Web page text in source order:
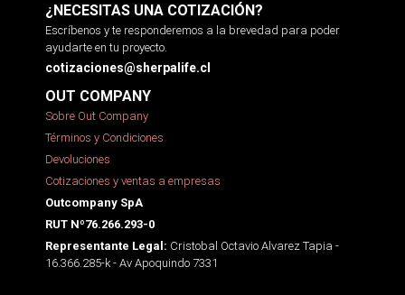
¿NECESITAS UNA COTIZACIÓN?
Escríbenos y te responderemos a la brevedad para poder
ayudarte en tu proyecto.
cotizaciones@sherpalife.cl
OUT COMPANY
Sobre Out Company
Términos y Condiciones
Devoluciones
Cotizaciones y ventas a empresas
Outcompany SpA
RUT Nº76.266.293-0
Representante Legal: Cristobal Octavio Alvarez Tapia -
16.366.285-k - Av Apoquindo 7331